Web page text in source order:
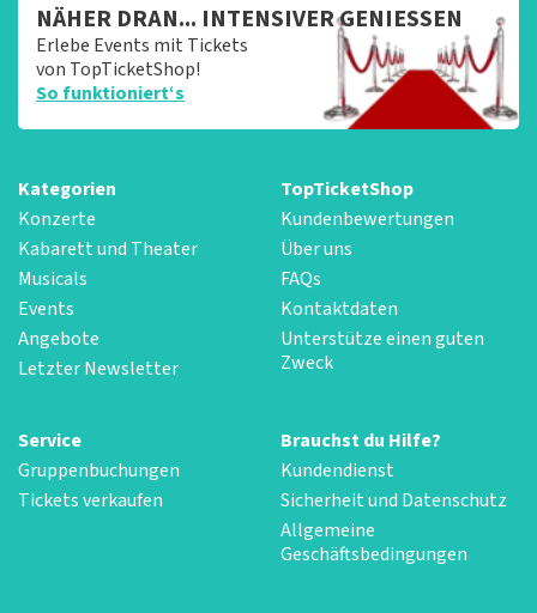
NÄHER DRAN... INTENSIVER GENIESSEN
Erlebe Events mit Tickets
von TopTicketShop!
So funktioniert‘s
Kategorien
Konzerte
Kabarett und Theater
Musicals
Events
Angebote
Letzter Newsletter
TopTicketShop
Kundenbewertungen
Über uns
FAQs
Kontaktdaten
Unterstütze einen guten
Zweck
Service
Gruppenbuchungen
Tickets verkaufen
Brauchst du Hilfe?
Kundendienst
Sicherheit und Datenschutz
Allgemeine
Geschäftsbedingungen